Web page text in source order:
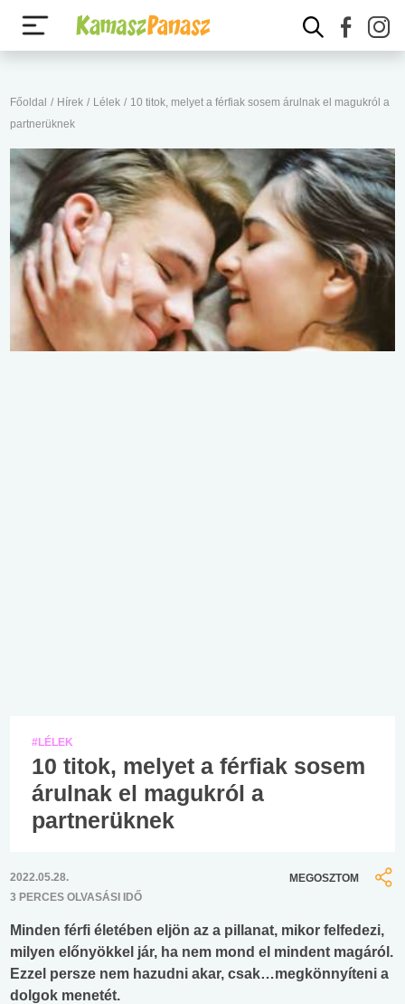
Főoldal / Hírek / Lélek / 10 titok, melyet a férfiak sosem árulnak el magukról a
partnerüknek
#LÉLEK
10 titok, melyet a férfiak sosem
árulnak el magukról a
partnerüknek
2022.05.28.
3 PERCES OLVASÁSI IDŐ
MEGOSZTOM
Minden férfi életében eljön az a pillanat, mikor felfedezi,
milyen előnyökkel jár, ha nem mond el mindent magáról.
Ezzel persze nem hazudni akar, csak…megkönnyíteni a
dolgok menetét.